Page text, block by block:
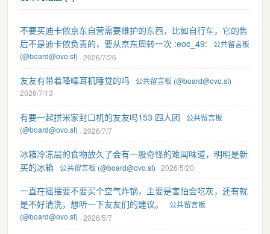
不要买迪卡侬京东自营需要维护的东西，比如自行车，它的售
后不是迪卡侬负责的，要从京东周转一次 :eoc_49:
公共留言板
(@board@ovo.st) · 2026/7/26
友友有带着降噪耳机睡觉的吗 公共留言板 (@board@ovo.st) ·
2026/7/13
有要一起拼米家封口机的友友吗153 四人团
公共留言板
(@board@ovo.st) · 2026/7/7
冰箱冷冻层的食物放久了会有一股奇怪的难闻味道，明明是新
买的冰箱 公共留言板 (@board@ovo.st) · 2026/5/20
一直在摇摆要不要买个空气炸锅，主要是害怕会吃灰，还有就
是不好清洗，想听一下友友们的建议。
公共留言板
(@board@ovo.st) · 2026/5/7